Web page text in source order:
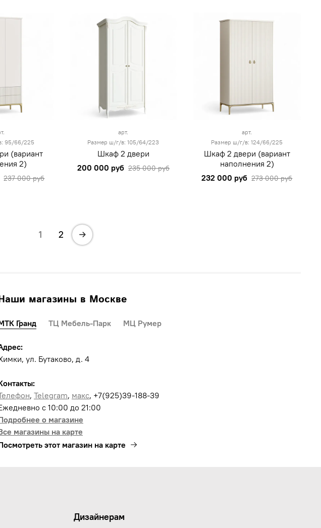
95/66/225
(вариант
2)
237 000 руб
арт.
Размер ш/г/в: 105/64/223
Шкаф 2 двери
200 000 руб 235 000 руб
арт.
Размер ш/г/в: 124/66/225
Шкаф 2 двери (вариант
наполнения 2)
232 000 руб 273 000 руб
1 2
магазины в Москве
Гранд ТЦ Мебель-Парк МЦ Румер
ул. Бутаково, д. 4
, Telegram, макс, +7(925)39-188-39
с 10:00 до 21:00
о магазине
магазины на карте
этот магазин на карте
Дизайнерам